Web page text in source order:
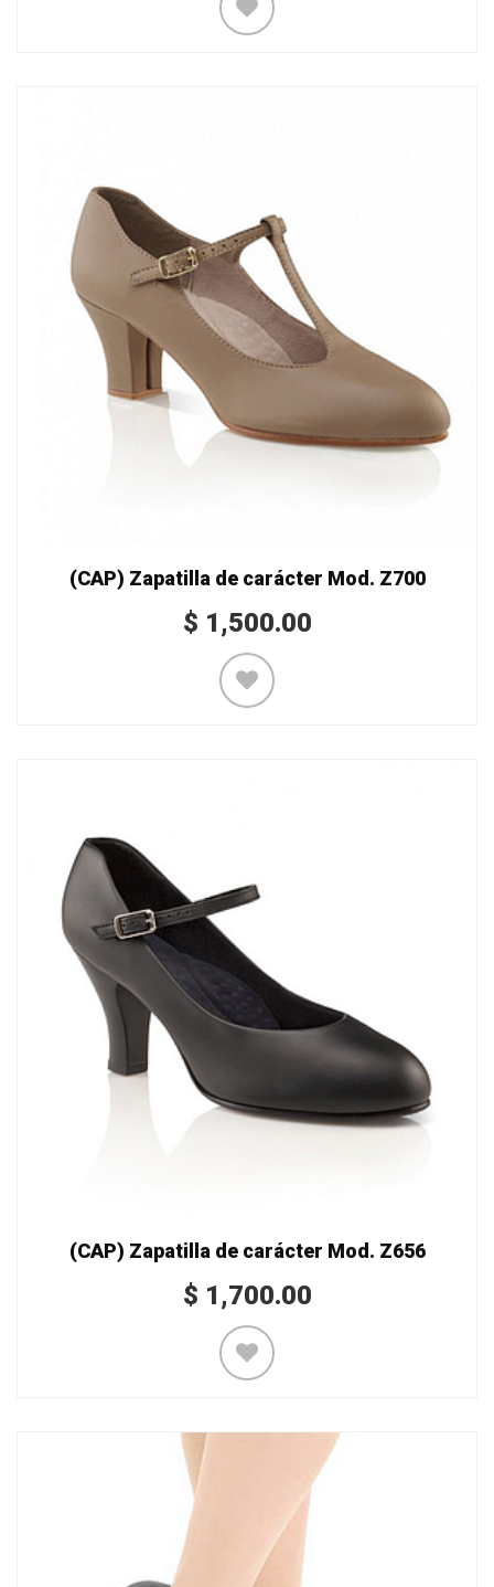
(CAP) Zapatilla de carácter Mod. Z700
$ 1,500.00
(CAP) Zapatilla de carácter Mod. Z656
$ 1,700.00